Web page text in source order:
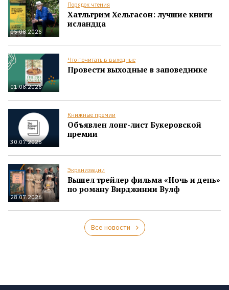
05.08.2026
Порядок чтения
Хатльгрим Хельгасон: лучшие книги
исландца
01.08.2026
Что почитать в выходные
Провести выходные в заповеднике
30.07.2026
Книжные премии
Объявлен лонг-лист Букеровской
премии
28.07.2026
Экранизации
Вышел трейлер фильма «Ночь и день»
по роману Вирджинии Вулф
Все новости